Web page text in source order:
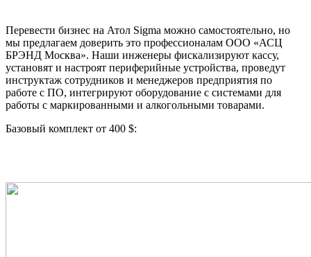
Перевести бизнес на Атол Sigma можно самостоятельно, но
мы предлагаем доверить это профессионалам ООО «АСЦ
БРЭНД Москва». Наши инженеры фискализируют кассу,
установят и настроят периферийные устройства, проведут
инструктаж сотрудников и менеджеров предприятия по
работе с ПО, интегрируют оборудование с системами для
работы с маркированными и алкогольными товарами.
Базовый комплект от 400 $: